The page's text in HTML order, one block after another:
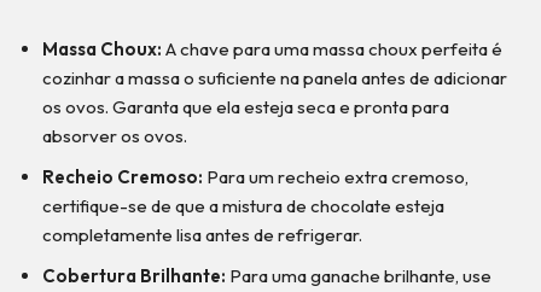
Massa Choux: A chave para uma massa choux perfeita é
cozinhar a massa o suficiente na panela antes de adicionar
os ovos. Garanta que ela esteja seca e pronta para
absorver os ovos.
Recheio Cremoso: Para um recheio extra cremoso,
certifique-se de que a mistura de chocolate esteja
completamente lisa antes de refrigerar.
Cobertura Brilhante: Para uma ganache brilhante, use